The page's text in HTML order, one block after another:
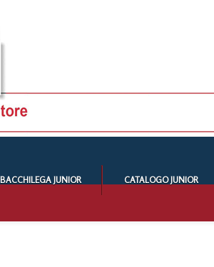
BACCHILEGA JUNIOR CATALOGO JUNIOR